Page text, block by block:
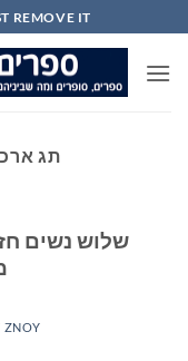
to
content
REMOVE IT...
תג
ZNOY